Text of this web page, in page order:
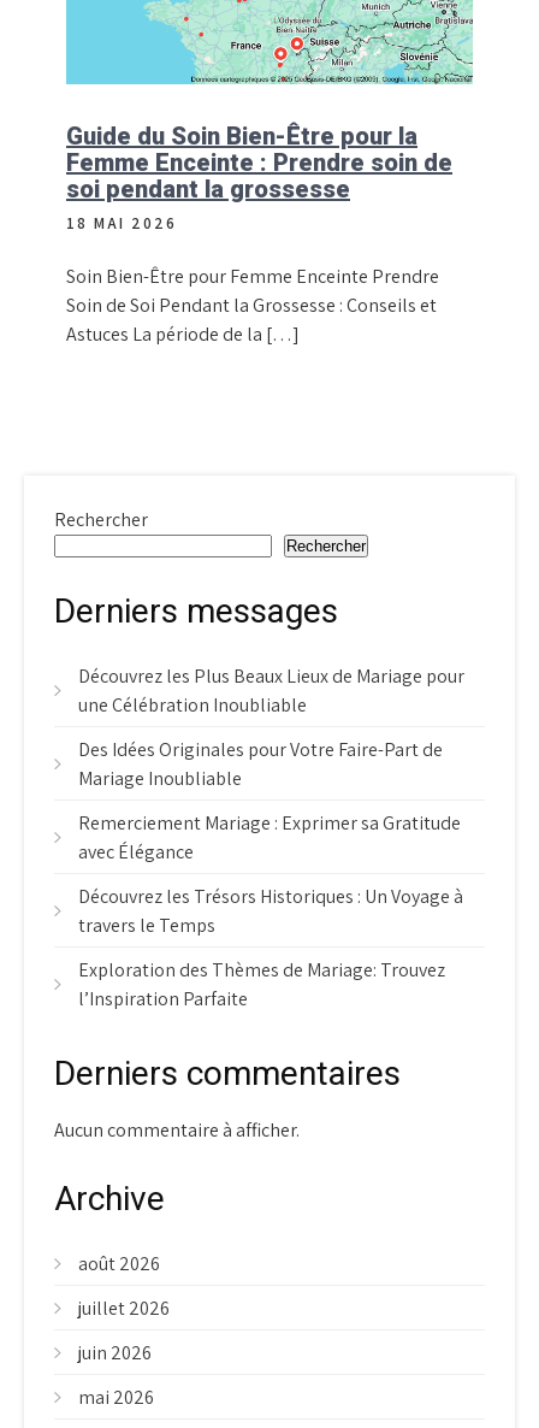
Guide du Soin Bien-Être pour la
Femme Enceinte : Prendre soin de
soi pendant la grossesse
18 MAI 2026
Soin Bien-Être pour Femme Enceinte Prendre
Soin de Soi Pendant la Grossesse : Conseils et
Astuces La période de la […]
Rechercher
Rechercher
Derniers messages
Découvrez les Plus Beaux Lieux de Mariage pour
une Célébration Inoubliable
Des Idées Originales pour Votre Faire-Part de
Mariage Inoubliable
Remerciement Mariage : Exprimer sa Gratitude
avec Élégance
Découvrez les Trésors Historiques : Un Voyage à
travers le Temps
Exploration des Thèmes de Mariage: Trouvez
l’Inspiration Parfaite
Derniers commentaires
Aucun commentaire à afficher.
Archive
août 2026
juillet 2026
juin 2026
mai 2026